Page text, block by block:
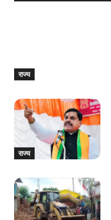
राज्य
राज्य